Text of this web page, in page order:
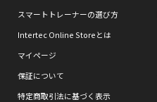
スマートトレーナーの選び方
Intertec Online Storeとは
マイページ
保証について
特定商取引法に基づく表示